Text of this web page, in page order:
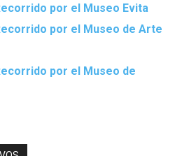
por el Museo Evita
por el Museo de Arte
por el Museo de